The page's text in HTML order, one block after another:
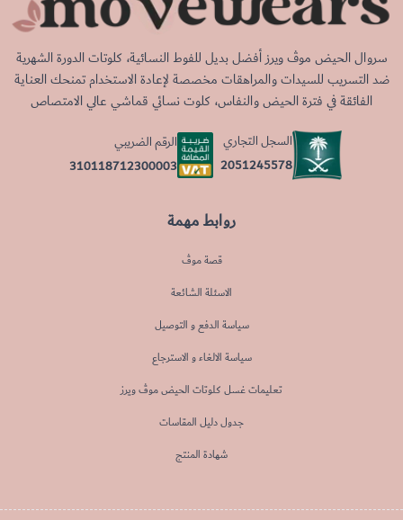
روابط مهمة
قصة موڤ
الاسئلة الشائعة
سياسة الدفع و التوصيل
سياسة الالغاء و الاسترجاع
تعليمات غسل كلوتات الحيض موڤ ويرز
جدول دليل المقاسات
شهادة المنتج
سروال الحيض موڤ ويرز أفضل بديل للفوط النسائية، كلوتات الدورة الشهرية
ضد التسريب للسيدات والمراهقات مخصصة لإعادة الاستخدام تمنحك العناية
الفائقة في فترة الحيض والنفاس، كلوت نسائي قماشي عالي الامتصاص
السجل التجاري
2051245578
الرقم الضريبي
310118712300003